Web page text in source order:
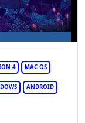
4 MAC OS
ANDROID